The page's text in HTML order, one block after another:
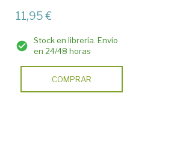
11,95 €
Stock en librería. Envío
en 24/48 horas
COMPRAR